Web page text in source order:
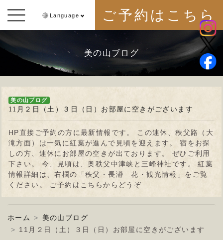
Language ご予約はこちら
美の山ブログ
美の山ブログ
11月２日（土）３日（日）お部屋に空きがございます
HP直接ご予約の方に最新情報です。 この連休、秩父路（大
滝方面）は一気に紅葉が進んで見頃を迎えます。 宿をお探
しの方、連休にお部屋の空きが出ております。 ぜひご利用
下さい。 今、見頃は、奥秩父中津峡と三峰神社です。 紅葉
情報詳細は、右欄の「秩父・長瀞 花・観光情報」をご覧
ください。 ご予約はこちらからどうぞ
ホーム
美の山ブログ
11月２日（土）３日（日）お部屋に空きがございます